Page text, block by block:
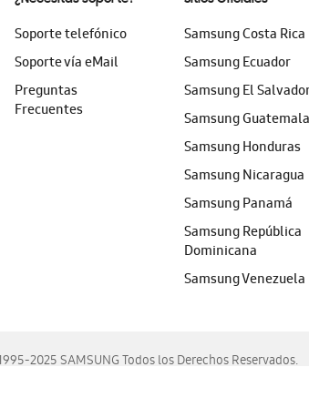
Soporte telefónico
Soporte vía eMail
Preguntas
Frecuentes
Samsung Costa Rica
Samsung Ecuador
Samsung El
Samsung Guatemala
Samsung Honduras
Samsung Nicaragua
Samsung Panamá
Samsung República
Dominicana
Samsung Venezuela
2025 SAMSUNG Todos los Derechos Reservados.